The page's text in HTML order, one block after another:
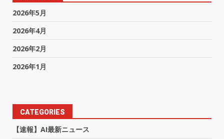
2026年5月
2026年4月
2026年2月
2026年1月
CATEGORIES
【速報】AI最新ニュース